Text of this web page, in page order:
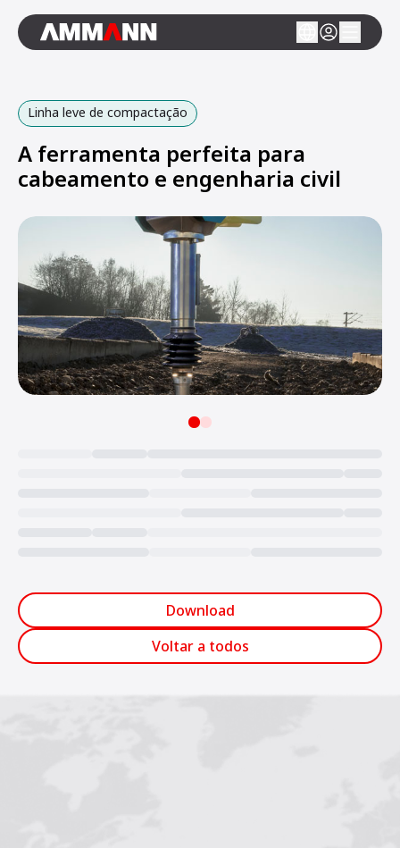
Linha leve de compactação
A ferramenta perfeita para
cabeamento e engenharia civil
Download
Voltar a todos